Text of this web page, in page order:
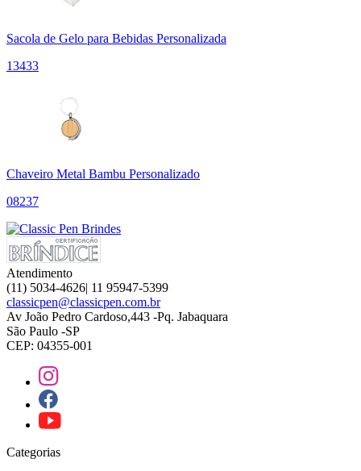
Sacola de Gelo para Bebidas Personalizada
13433
Chaveiro Metal Bambu Personalizado
08237
Atendimento
(11) 5034-4626| 11 95947-5399
classicpen@classicpen.com.br
Av João Pedro Cardoso,443 -Pq. Jabaquara
São Paulo -SP
CEP: 04355-001
Categorias